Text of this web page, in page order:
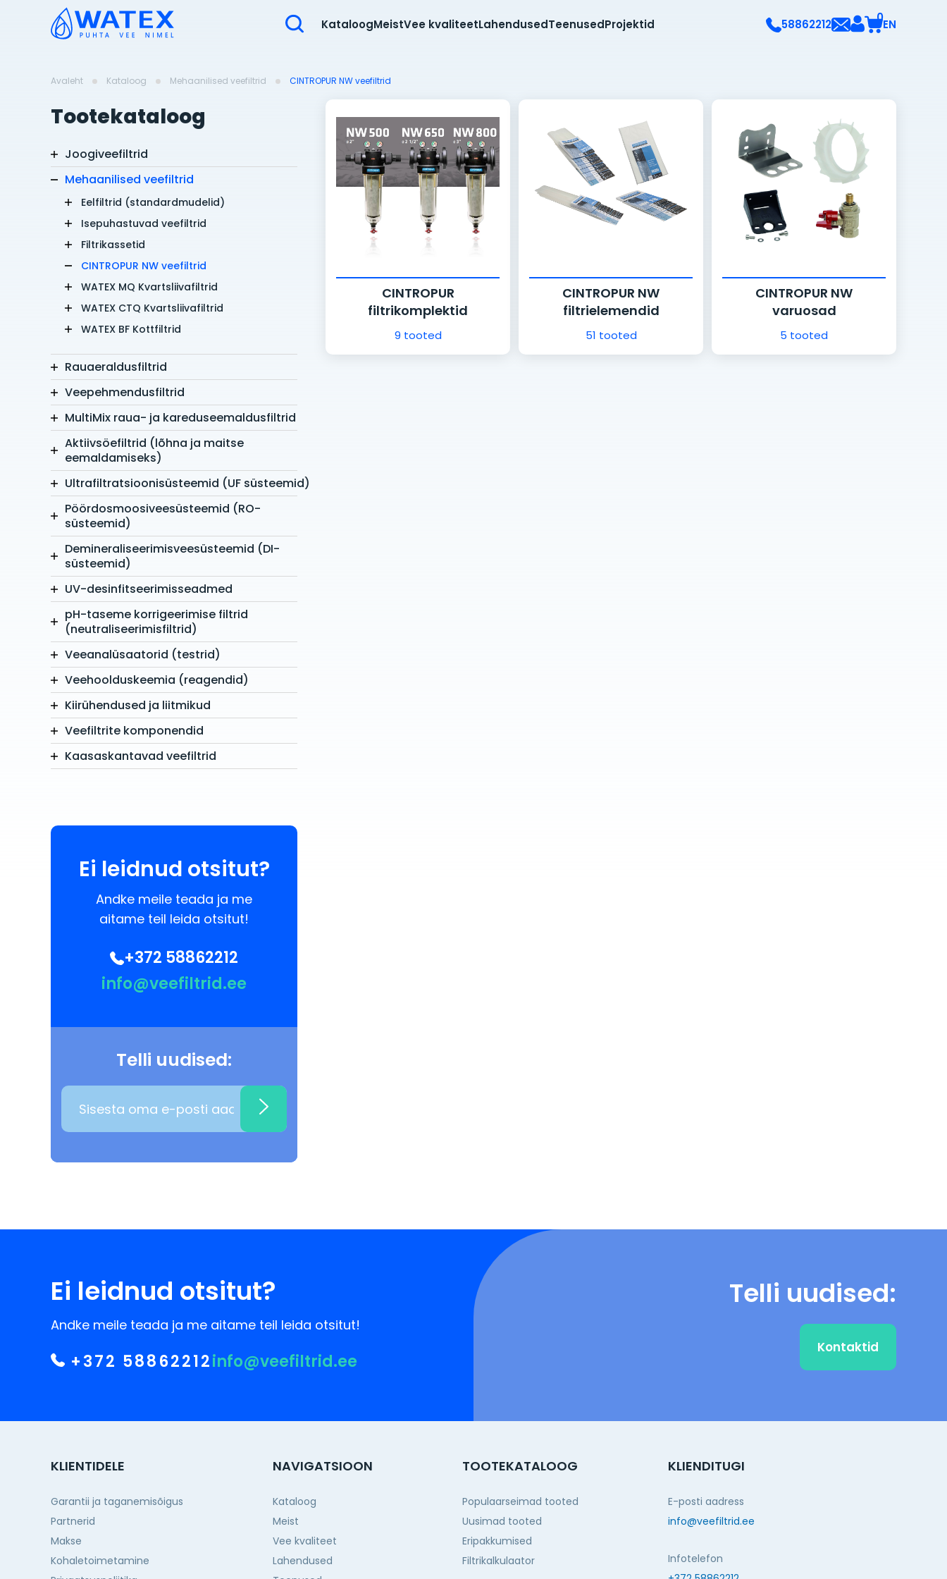
KataloogMeistVee kvaliteetLahendusedTeenusedProjektid 58862212 0EN
Avaleht Kataloog Mehaanilised veefiltrid CINTROPUR NW veefiltrid
Tootekataloog
Joogiveefiltrid
Mehaanilised veefiltrid
Eelfiltrid (standardmudelid)
Isepuhastuvad veefiltrid
Filtrikassetid
CINTROPUR NW veefiltrid
WATEX MQ Kvartsliivafiltrid
WATEX CTQ Kvartsliivafiltrid
WATEX BF Kottfiltrid
Rauaeraldusfiltrid
Veepehmendusfiltrid
MultiMix raua- ja kareduseemaldusfiltrid
Aktiivsöefiltrid (lõhna ja maitse
eemaldamiseks)
Ultrafiltratsioonisüsteemid (UF süsteemid)
Pöördosmoosiveesüsteemid (RO-
süsteemid)
Demineraliseerimisveesüsteemid (DI-
süsteemid)
UV-desinfitseerimisseadmed
pH-taseme korrigeerimise filtrid
(neutraliseerimisfiltrid)
Veeanalüsaatorid (testrid)
Veehoolduskeemia (reagendid)
Kiirühendused ja liitmikud
Veefiltrite komponendid
Kaasaskantavad veefiltrid
Ei leidnud otsitut?
Andke meile teada ja me
aitame teil leida otsitut!
+372 58862212
info@veefiltrid.ee
Telli uudised:
CINTROPUR
filtrikomplektid
9 tooted
CINTROPUR NW
filtrielemendid
51 tooted
CINTROPUR NW
varuosad
5 tooted
Ei leidnud otsitut?
Andke meile teada ja me aitame teil leida otsitut!
+372 58862212info@veefiltrid.ee
Telli uudised:
Kontaktid
KLIENTIDELE
Garantii ja taganemisõigus
Partnerid
Makse
Kohaletoimetamine
NAVIGATSIOON
Kataloog
Meist
Vee kvaliteet
Lahendused
TOOTEKATALOOG
Populaarseimad tooted
Uusimad tooted
Eripakkumised
Filtrikalkulaator
KLIENDITUGI
E-posti aadress
info@veefiltrid.ee
Infotelefon